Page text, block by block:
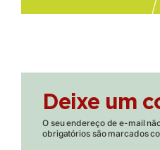
Deixe um
O seu endereço de e-mail
obrigatórios são marcados